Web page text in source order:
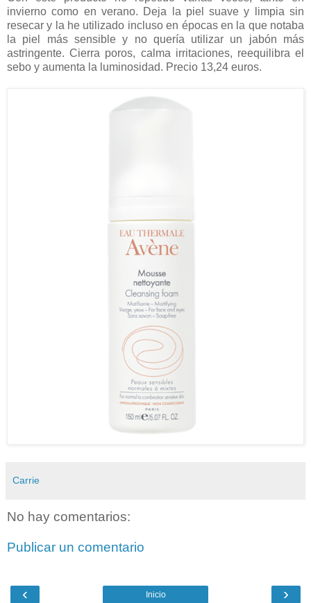
invierno como en verano. Deja la piel suave y limpia sin
resecar y la he utilizado incluso en épocas en la que notaba
la piel más sensible y no quería utilizar un jabón más
astringente. Cierra poros, calma irritaciones, reequilibra el
sebo y aumenta la luminosidad. Precio 13,24 euros.
Carrie
No hay comentarios:
Publicar un comentario
‹ ›
Inicio